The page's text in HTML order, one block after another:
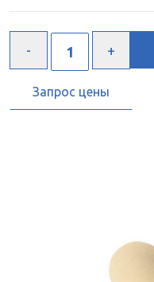
Запрос цены